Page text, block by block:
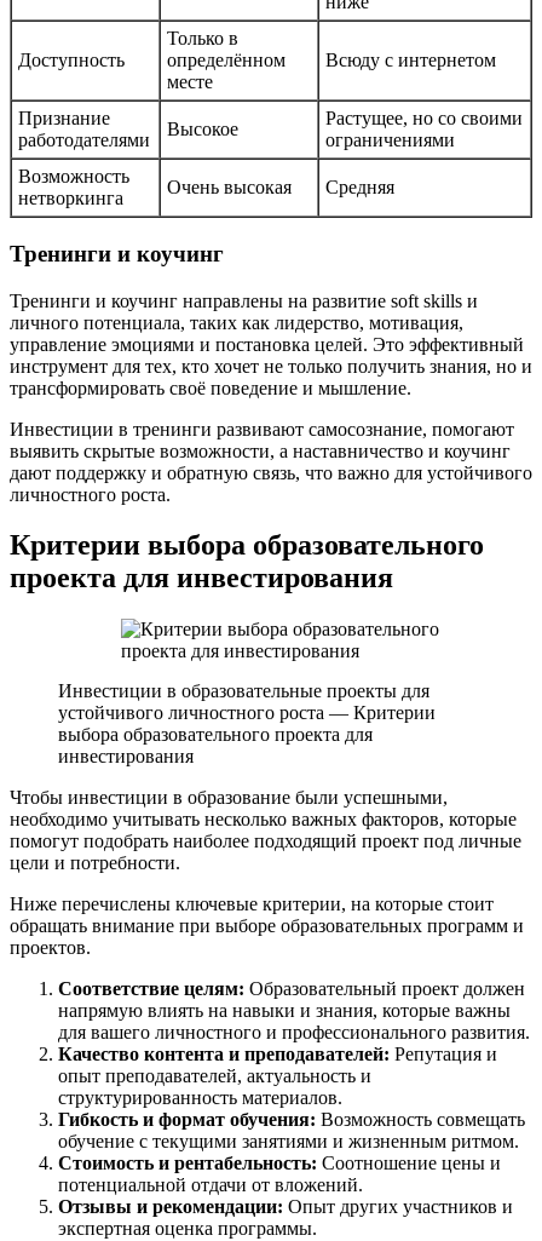
Доступность
Только в
определённом
месте
Всюду с интернетом
Признание
работодателями
Высокое
Растущее, но со своими
ограничениями
Возможность
нетворкинга
Очень высокая Средняя
Тренинги и коучинг
Тренинги и коучинг направлены на развитие soft skills и
личного потенциала, таких как лидерство, мотивация,
управление эмоциями и постановка целей. Это эффективный
инструмент для тех, кто хочет не только получить знания, но и
трансформировать своё поведение и мышление.
Инвестиции в тренинги развивают самосознание, помогают
выявить скрытые возможности, а наставничество и коучинг
дают поддержку и обратную связь, что важно для устойчивого
личностного роста.
Критерии выбора образовательного
проекта для инвестирования
Инвестиции в образовательные проекты для
устойчивого личностного роста — Критерии
выбора образовательного проекта для
инвестирования
Чтобы инвестиции в образование были успешными,
необходимо учитывать несколько важных факторов, которые
помогут подобрать наиболее подходящий проект под личные
цели и потребности.
Ниже перечислены ключевые критерии, на которые стоит
обращать внимание при выборе образовательных программ и
проектов.
Соответствие целям: Образовательный проект должен
напрямую влиять на навыки и знания, которые важны
для вашего личностного и профессионального развития.
Качество контента и преподавателей: Репутация и
опыт преподавателей, актуальность и
структурированность материалов.
Гибкость и формат обучения: Возможность совмещать
обучение с текущими занятиями и жизненным ритмом.
Стоимость и рентабельность: Соотношение цены и
потенциальной отдачи от вложений.
Отзывы и рекомендации: Опыт других участников и
экспертная оценка программы.